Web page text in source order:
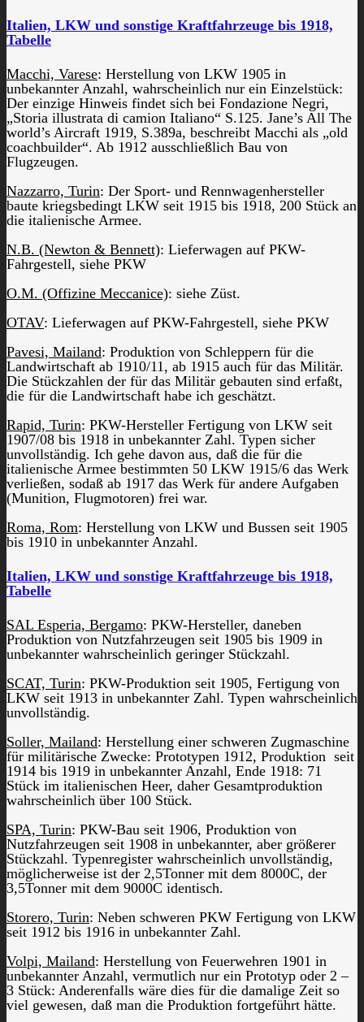
Italien, LKW und sonstige Kraftfahrzeuge bis 1918,
Tabelle
Macchi, Varese: Herstellung von LKW 1905 in
unbekannter Anzahl, wahrscheinlich nur ein Einzelstück:
Der einzige Hinweis findet sich bei Fondazione Negri,
„Storia illustrata di camion Italiano“ S.125. Jane’s All The
world’s Aircraft 1919, S.389a, beschreibt Macchi als „old
coachbuilder“. Ab 1912 ausschließlich Bau von
Flugzeugen.
Nazzarro, Turin: Der Sport- und Rennwagenhersteller
baute kriegsbedingt LKW seit 1915 bis 1918, 200 Stück an
die italienische Armee.
N.B. (Newton & Bennett): Lieferwagen auf PKW-
Fahrgestell, siehe PKW
O.M. (Offizine Meccanice): siehe Züst.
OTAV: Lieferwagen auf PKW-Fahrgestell, siehe PKW
Pavesi, Mailand: Produktion von Schleppern für die
Landwirtschaft ab 1910/11, ab 1915 auch für das Militär.
Die Stückzahlen der für das Militär gebauten sind erfaßt,
die für die Landwirtschaft habe ich geschätzt.
Rapid, Turin: PKW-Hersteller Fertigung von LKW seit
1907/08 bis 1918 in unbekannter Zahl. Typen sicher
unvollständig. Ich gehe davon aus, daß die für die
italienische Armee bestimmten 50 LKW 1915/6 das Werk
verließen, sodaß ab 1917 das Werk für andere Aufgaben
(Munition, Flugmotoren) frei war.
Roma, Rom: Herstellung von LKW und Bussen seit 1905
bis 1910 in unbekannter Anzahl.
Italien, LKW und sonstige Kraftfahrzeuge bis 1918,
Tabelle
SAL Esperia, Bergamo: PKW-Hersteller, daneben
Produktion von Nutzfahrzeugen seit 1905 bis 1909 in
unbekannter wahrscheinlich geringer Stückzahl.
SCAT, Turin: PKW-Produktion seit 1905, Fertigung von
LKW seit 1913 in unbekannter Zahl. Typen wahrscheinlich
unvollständig.
Soller, Mailand: Herstellung einer schweren Zugmaschine
für militärische Zwecke: Prototypen 1912, Produktion seit
1914 bis 1919 in unbekannter Anzahl, Ende 1918: 71
Stück im italienischen Heer, daher Gesamtproduktion
wahrscheinlich über 100 Stück.
SPA, Turin: PKW-Bau seit 1906, Produktion von
Nutzfahrzeugen seit 1908 in unbekannter, aber größerer
Stückzahl. Typenregister wahrscheinlich unvollständig,
möglicherweise ist der 2,5Tonner mit dem 8000C, der
3,5Tonner mit dem 9000C identisch.
Storero, Turin: Neben schweren PKW Fertigung von LKW
seit 1912 bis 1916 in unbekannter Zahl.
Volpi, Mailand: Herstellung von Feuerwehren 1901 in
unbekannter Anzahl, vermutlich nur ein Prototyp oder 2 –
3 Stück: Anderenfalls wäre dies für die damalige Zeit so
viel gewesen, daß man die Produktion fortgeführt hätte.